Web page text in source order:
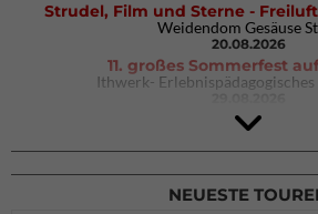
Strudel, Film und Sterne -
Weidendom Gesäuse
20.08.2026
11. großes Sommerfest
Ithwerk-
4Blocs KIDS 2026
DAV Kletter- & Boulderzentrum
26.09.2026
NEUESTE